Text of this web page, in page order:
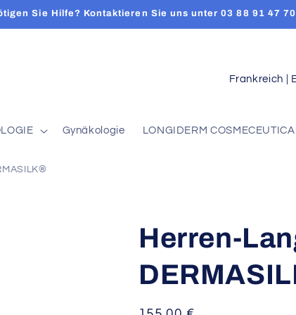
Sie Hilfe? Kontaktieren Sie uns unter 03 88 91 47
Gynäkologie LONGIDERM
g
i
o
Herren-